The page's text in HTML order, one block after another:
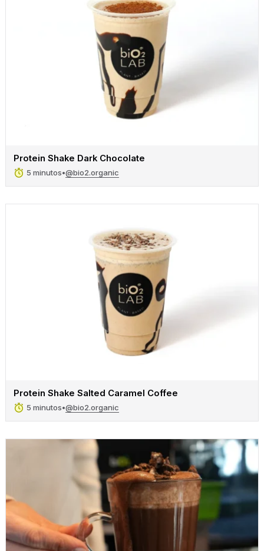
Protein Shake Dark Chocolate
5 minutos•@bio2.organic
Protein Shake Salted Caramel Coffee
5 minutos•@bio2.organic